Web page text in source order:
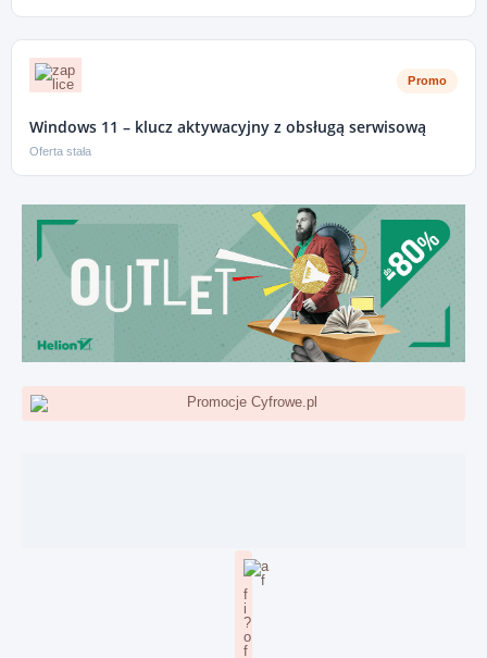
Promo
Windows 11 – klucz aktywacyjny z obsługą serwisową
Oferta stała